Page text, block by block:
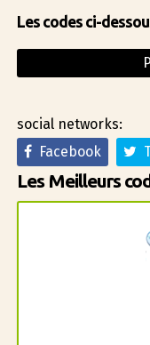
Les codes ci-
social networks:
Facebook
Les Meilleurs